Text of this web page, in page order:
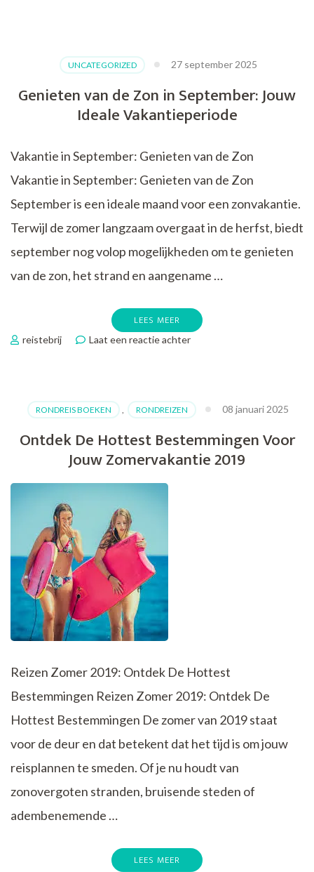
een
Vakantie:
Natuurpracht
Verzekerd!
UNCATEGORIZED 27 september 2025
Genieten van de Zon in September: Jouw
Ideale Vakantieperiode
Vakantie in September: Genieten van de Zon
Vakantie in September: Genieten van de Zon
September is een ideale maand voor een zonvakantie.
Terwijl de zomer langzaam overgaat in de herfst, biedt
september nog volop mogelijkheden om te genieten
van de zon, het strand en aangename …
LEES MEER
reistebrij Laat een reactie achterop
in
Jouw
Ideale
RONDREIS BOEKEN , RONDREIZEN 08 januari 2025
Ontdek De Hottest Bestemmingen Voor
Jouw Zomervakantie 2019
Reizen Zomer 2019: Ontdek De Hottest
Bestemmingen Reizen Zomer 2019: Ontdek De
Hottest Bestemmingen De zomer van 2019 staat
voor de deur en dat betekent dat het tijd is om jouw
reisplannen te smeden. Of je nu houdt van
zonovergoten stranden, bruisende steden of
adembenemende …
LEES MEER